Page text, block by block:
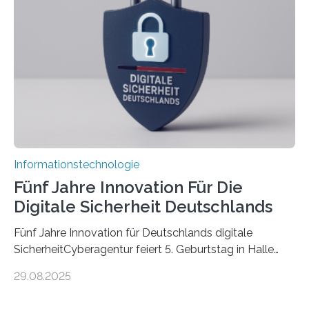
Promovierende im Rahmen von CAVECORE mit
kognitiven Robotern beschäftigen – also mit Robotern,
die mittels Sensoren ihre Umgebung erfassen,
Informationen verarbeiten und häufig auch mit…
Informationstechnologie
Fünf Jahre Innovation Für Die
Digitale Sicherheit Deutschlands
Fünf Jahre Innovation für Deutschlands digitale
SicherheitCyberagentur feiert 5. Geburtstag in Halle
ErfolgeDie Agentur für Innovation in der
29.08.2025